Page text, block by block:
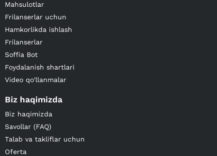
Mahsulotlar
Frilanserlar uchun
Hamkorlikda ishlash
Frilanserlar
Soffia Bot
Foydalanish shartlari
Video qo'llanmalar
Biz haqimizda
Biz haqimizda
Savollar (FAQ)
Talab va takliflar uchun
Oferta